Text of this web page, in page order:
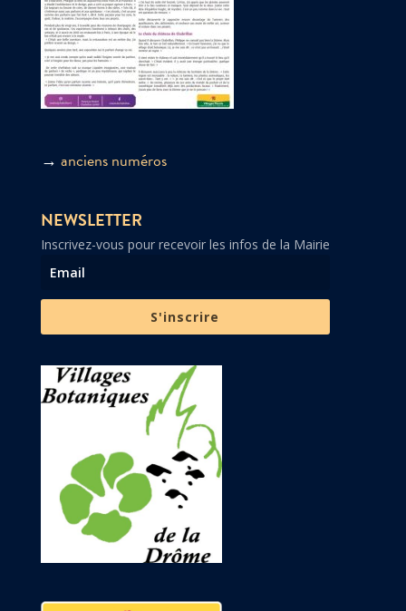
→ anciens numéros
NEWSLETTER
Inscrivez-vous pour recevoir les infos de la Mairie
S'inscrire